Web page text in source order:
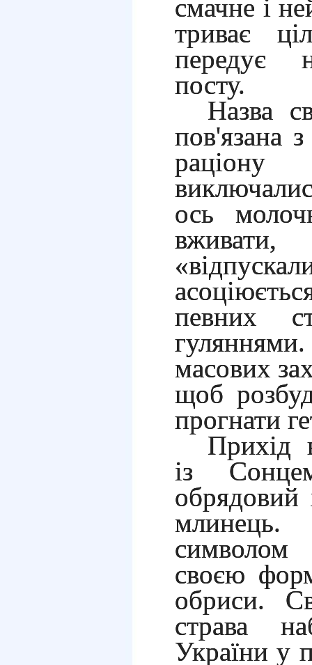
смачне і
триває
передує
посту.
Назва
пов'язана
ось
певних
масових
щоб
прогнати
Прихід
із
млинець.
своєю
обриси.
страва
України у